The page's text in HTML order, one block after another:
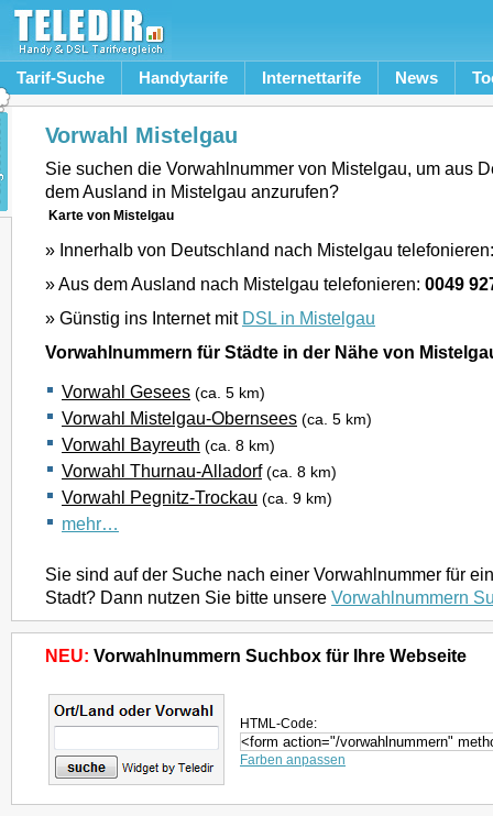
Tarif-Suche Handytarife Internettarife News
Vorwahl Mistelgau
Sie suchen die Vorwahlnummer von Mistelgau, um aus
dem Ausland in Mistelgau anzurufen?
Karte von Mistelgau
» Innerhalb von Deutschland nach Mistelgau
» Aus dem Ausland nach Mistelgau telefonieren: 0049
» Günstig ins Internet mit DSL in Mistelgau
Vorwahlnummern für Städte in der Nähe von
Vorwahl Gesees (ca. 5 km)
Vorwahl Mistelgau-Obernsees (ca. 5 km)
Vorwahl Bayreuth (ca. 8 km)
Vorwahl Thurnau-Alladorf (ca. 8 km)
Vorwahl Pegnitz-Trockau (ca. 9 km)
mehr…
Sie sind auf der Suche nach einer Vorwahlnummer für
Stadt? Dann nutzen Sie bitte unsere Vorwahlnummern
NEU: Vorwahlnummern Suchbox für Ihre Webseite
HTML-Code:
Farben anpassen